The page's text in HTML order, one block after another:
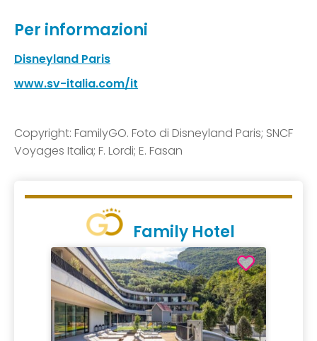
Per informazioni
Disneyland Paris
www.sv-italia.com/it
Copyright: FamilyGO. Foto di Disneyland Paris; SNCF
Voyages Italia; F. Lordi; E. Fasan
Family Hotel